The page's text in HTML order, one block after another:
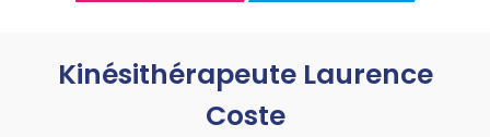
Kinésithérapeute Laurence
Coste